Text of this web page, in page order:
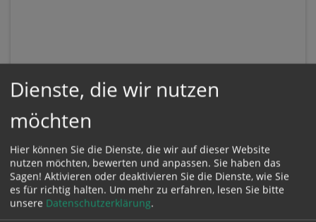
Dienste, die wir nutzen
möchten
Hier können Sie die Dienste, die wir auf dieser Website
nutzen möchten, bewerten und anpassen. Sie haben das
Sagen! Aktivieren oder deaktivieren Sie die Dienste, wie Sie
es für richtig halten. Um mehr zu erfahren, lesen Sie bitte
unsere Datenschutzerklärung.